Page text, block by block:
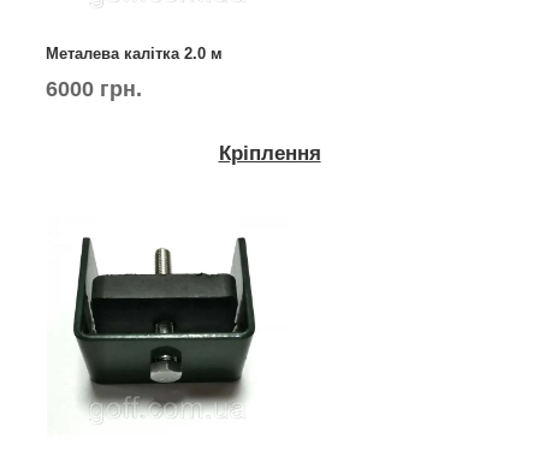
Металева калітка 2.0 м
6000 грн.
Кріплення